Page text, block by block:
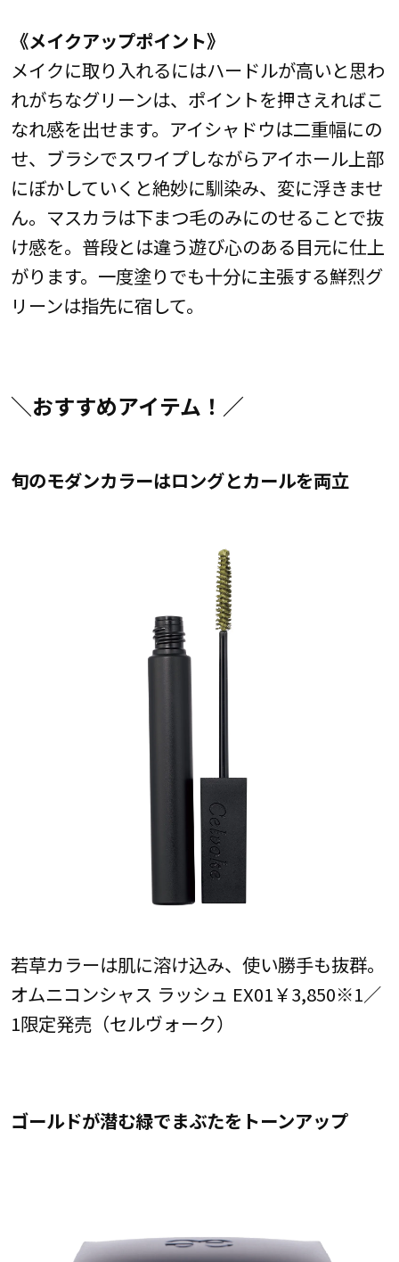
《メイクアップポイント》
メイクに取り入れるにはハードルが高いと思わ
れがちなグリーンは、ポイントを押さえればこ
なれ感を出せます。アイシャドウは二重幅にの
せ、ブラシでスワイプしながらアイホール上部
にぼかしていくと絶妙に馴染み、変に浮きませ
ん。マスカラは下まつ毛のみにのせることで抜
け感を。普段とは違う遊び心のある目元に仕上
がります。一度塗りでも十分に主張する鮮烈グ
リーンは指先に宿して。
＼おすすめアイテム！／
旬のモダンカラーはロングとカールを両立
若草カラーは肌に溶け込み、使い勝手も抜群。
オムニコンシャス ラッシュ EX01￥3,850※1／
1限定発売（セルヴォーク）
ゴールドが潜む緑でまぶたをトーンアップ